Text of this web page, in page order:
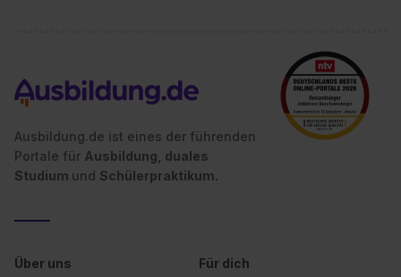
Ausbildung.de ist eines der führenden
Portale für Ausbildung, duales
Studium und Schülerpraktikum.
Über uns
Für dich